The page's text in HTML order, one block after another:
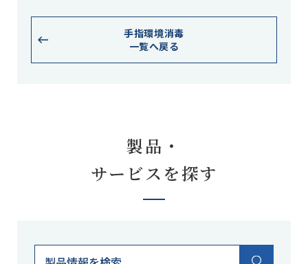
手指環境消毒
一覧へ戻る
製品・
サービスを探す